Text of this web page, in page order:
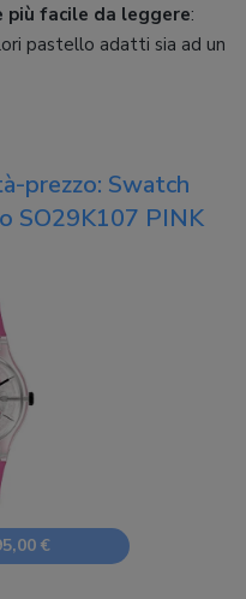
facile da leggere:
pastello adatti sia ad un
prezzo: Swatch
SO29K107 PINK
€